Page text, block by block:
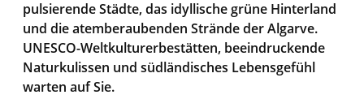
pulsierende Städte, das idyllische grüne Hinterland
und die atemberaubenden Strände der Algarve.
UNESCO-Weltkulturerbestätten, beeindruckende
Naturkulissen und südländisches Lebensgefühl
warten auf Sie.